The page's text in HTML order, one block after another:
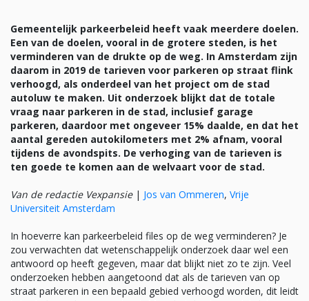
Gemeentelijk parkeerbeleid heeft vaak meerdere doelen.
Een van de doelen, vooral in de grotere steden, is het
verminderen van de drukte op de weg. In Amsterdam zijn
daarom in 2019 de tarieven voor parkeren op straat flink
verhoogd, als onderdeel van het project om de stad
autoluw te maken. Uit onderzoek blijkt dat de totale
vraag naar parkeren in de stad, inclusief garage
parkeren, daardoor met ongeveer 15% daalde, en dat het
aantal gereden autokilometers met 2% afnam, vooral
tijdens de avondspits. De verhoging van de tarieven is
ten goede te komen aan de welvaart voor de stad.
Van de redactie Vexpansie| Jos van Ommeren, Vrije
Universiteit Amsterdam
In hoeverre kan parkeerbeleid files op de weg verminderen? Je
zou verwachten dat wetenschappelijk onderzoek daar wel een
antwoord op heeft gegeven, maar dat blijkt niet zo te zijn. Veel
onderzoeken hebben aangetoond dat als de tarieven van op
straat parkeren in een bepaald gebied verhoogd worden, dit leidt